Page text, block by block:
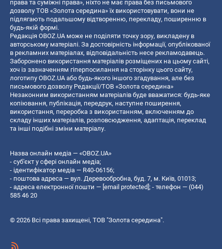
права та суміжні права», ніхто не має права без письмового
дозволу ТОВ «Золота середина» їх використовувати, вони не
підлягають подальшому відтворенню, перекладу, поширенню в
будь-якій формі.
Редакція OBOZ.UA може не поділяти точку зору, викладену в
авторському матеріалі. За достовірність інформації, опублікованої
в рекламних матеріалах, відповідальність несе рекламодавець.
Заборонено використання матеріалів розміщених на цьому сайті,
хоч із зазначенням гіперпосилання на сторінку цього сайту,
логотипу OBOZ.UA або будь-якого іншого згадування, але без
письмового дозволу Редакції/ТОВ «Золота середина»
Незаконним використанням матеріалів буде вважатися: будь-яке
копiювання, публiкацiя, передрук, наступне поширення,
використання, переробка з використанням, включенням до
складу інших матеріалів, розповсюдження, адаптація, переклад
та інші подібні зміни матеріалу.
Назва онлайн медіа — «OBOZ.UA»
- суб'єкт у сфері онлайн медіа;
- ідентифікатор медіа — R40-06156;
- поштова адреса — вул. Деревообробна, буд. 7, м. Київ, 01013;
- адреса електронної пошти — [email protected]; - телефон — (044)
585 46 20
© 2026 Всі права захищені, ТОВ "Золота середина".